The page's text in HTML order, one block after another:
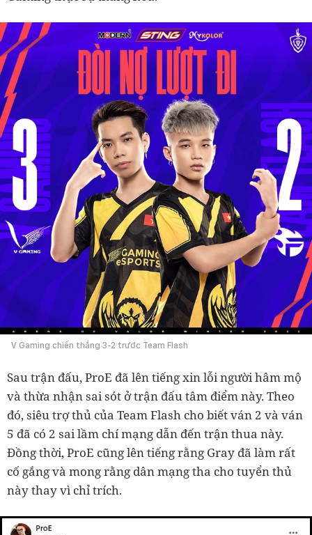
V Gaming chiến thắng 3-2 trước Team Flash
Sau trận đấu, ProE đã lên tiếng xin lỗi người hâm mộ
và thừa nhận sai sót ở trận đấu tâm điểm này. Theo
đó, siêu trợ thủ của Team Flash cho biết ván 2 và ván
5 đã có 2 sai lầm chí mạng dẫn đến trận thua này.
Đồng thời, ProE cũng lên tiếng rằng Gray đã làm rất
cố gắng và mong rằng dân mạng tha cho tuyển thủ
này thay vì chỉ trích.